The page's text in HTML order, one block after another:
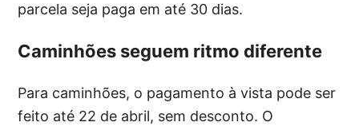
parcela seja paga em até 30 dias.
Caminhões seguem ritmo diferente
Para caminhões, o pagamento à vista pode ser
feito até 22 de abril, sem desconto. O